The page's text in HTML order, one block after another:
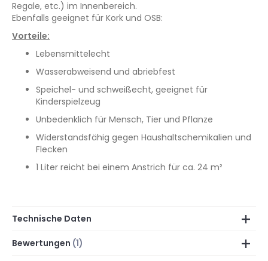
Regale, etc.) im Innenbereich.
Ebenfalls geeignet für Kork und OSB:
Vorteile:
Lebensmittelecht
Wasserabweisend und abriebfest
Speichel- und schweißecht, geeignet für
Kinderspielzeug
Unbedenklich für Mensch, Tier und Pflanze
Widerstandsfähig gegen Haushaltschemikalien und
Flecken
1 Liter reicht bei einem Anstrich für ca. 24 m²
Technische Daten
Bewertungen 1